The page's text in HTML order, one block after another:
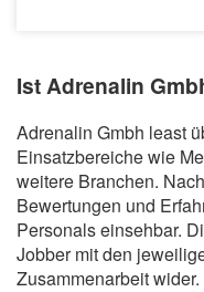
Ist Adrenalin
Adrenalin Gmbh least
Einsatzbereiche wie
weitere Branchen.
Bewertungen und
Personals einsehbar.
Jobber mit den
Zusammenarbeit wider.